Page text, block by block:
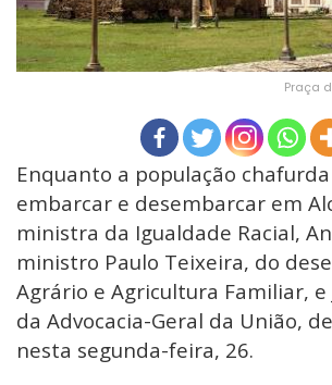
Praça
Enquanto a população
embarcar e desembarcar em
ministra da Igualdade Racial,
ministro Paulo Teixeira, do
Agrário e Agricultura Familiar, e
da Advocacia-Geral da União,
nesta segunda-feira, 26.